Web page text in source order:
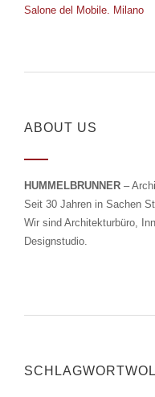
Salone del Mobile. Milano
ABOUT US
HUMMELBRUNNER –
Seit 30 Jahren in Sachen
Wir sind Architekturbüro,
Designstudio.